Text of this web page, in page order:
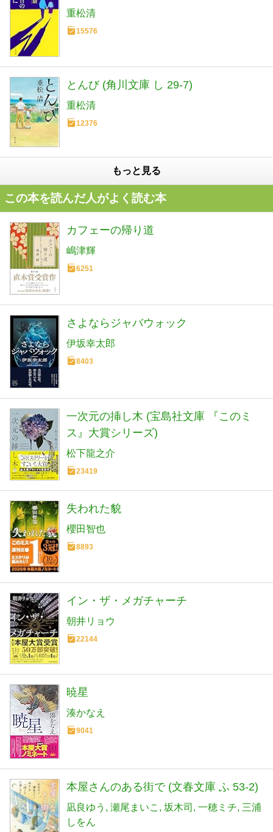
重松清
15576
とんび (角川文庫 し 29-7)
重松清
12376
もっと見る
この本を読んだ人がよく読む本
カフェーの帰り道
嶋津輝
6251
さよならジャバウォック
伊坂幸太郎
8403
一次元の挿し木 (宝島社文庫 『このミ
ス』大賞シリーズ)
松下龍之介
23419
失われた貌
櫻田智也
8893
イン・ザ・メガチャーチ
朝井リョウ
22144
暁星
湊かなえ
9041
本屋さんのある街で (文春文庫 ふ 53-2)
凪良ゆう 瀬尾まいこ 坂木司 一穂ミチ 三浦
しをん